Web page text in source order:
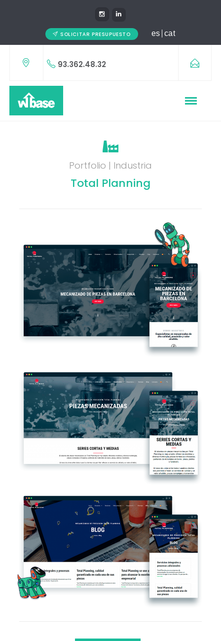
SOLICITAR PRESUPUESTO es cat
93.362.48.32
Portfolio | Industria
Total Planning